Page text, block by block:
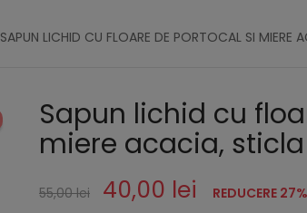
SAPUN LICHID CU FLOARE DE PORTOCAL SI MIERE
Sapun lichid cu
miere acacia,
55,00 lei 40,00 lei REDUCERE 27%